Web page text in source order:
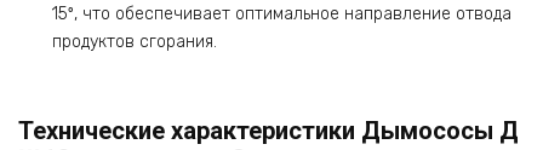
15º, что обеспечивает оптимальное направление отвода
продуктов сгорания.
Технические характеристики Дымососы Д